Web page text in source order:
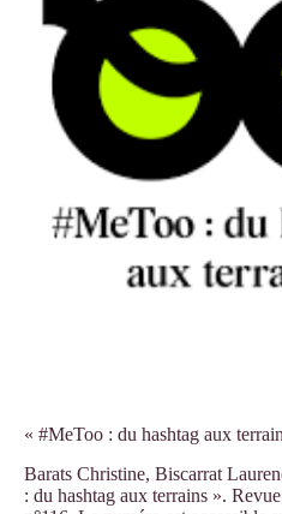
« #MeToo : du hashtag aux
Barats Christine, Biscarrat
: du hashtag aux terrains ».